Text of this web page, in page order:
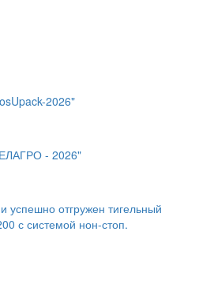
2026"
- 2026"
успешно отгружен тигельный
с системой нон-стоп.